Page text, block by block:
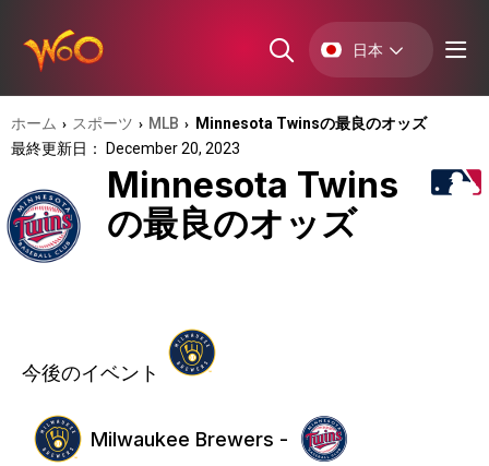
日本
ホーム › スポーツ › MLB › Minnesota Twinsの最良のオッズ
最終更新日： December 20, 2023
Minnesota Twins
の最良のオッズ
今後のイベント
Milwaukee Brewers -